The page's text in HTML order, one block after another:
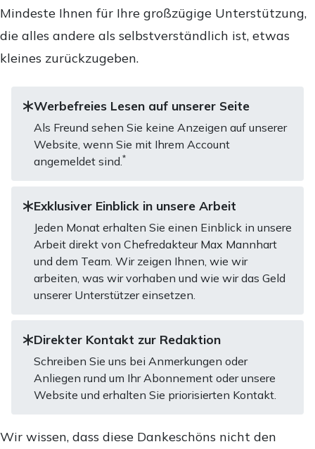
Mindeste Ihnen für Ihre großzügige Unterstützung,
die alles andere als selbstverständlich ist, etwas
kleines zurückzugeben.
Werbefreies Lesen auf unserer Seite
Als Freund sehen Sie keine Anzeigen auf unserer
Website, wenn Sie mit Ihrem Account
angemeldet sind.*
Exklusiver Einblick in unsere Arbeit
Jeden Monat erhalten Sie einen Einblick in unsere
Arbeit direkt von Chefredakteur Max Mannhart
und dem Team. Wir zeigen Ihnen, wie wir
arbeiten, was wir vorhaben und wie wir das Geld
unserer Unterstützer einsetzen.
Direkter Kontakt zur Redaktion
Schreiben Sie uns bei Anmerkungen oder
Anliegen rund um Ihr Abonnement oder unsere
Website und erhalten Sie priorisierten Kontakt.
Wir wissen, dass diese Dankeschöns nicht den